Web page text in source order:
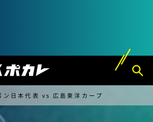
ン日本代表 vs 広島東洋カープ